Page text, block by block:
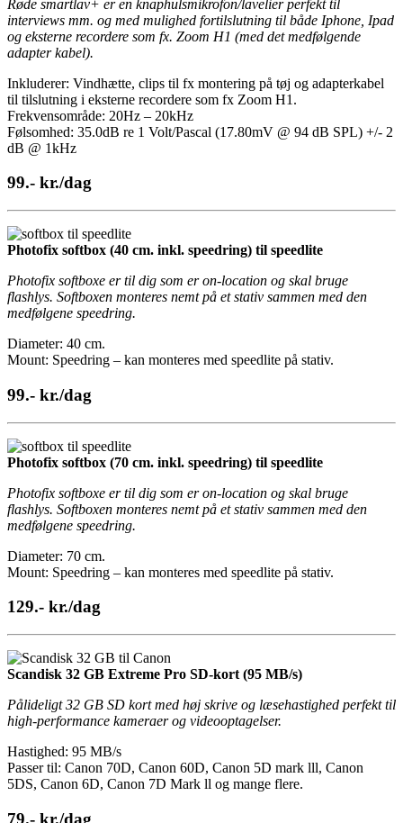
Røde smartlav+ er en knaphulsmikrofon/lavelier perfekt til
interviews mm. og med mulighed fortilslutning til både Iphone, Ipad
og eksterne recordere som fx. Zoom H1 (med det medfølgende
adapter kabel).
Inkluderer: Vindhætte, clips til fx montering på tøj og adapterkabel
til tilslutning i eksterne recordere som fx Zoom H1.
Frekvensområde: 20Hz – 20kHz
Følsomhed: 35.0dB re 1 Volt/Pascal (17.80mV @ 94 dB SPL) +/- 2
dB @ 1kHz
99.- kr./dag
Photofix softbox (40 cm. inkl. speedring) til speedlite
Photofix softboxe er til dig som er on-location og skal bruge
flashlys. Softboxen monteres nemt på et stativ sammen med den
medfølgene speedring.
Diameter: 40 cm.
Mount: Speedring – kan monteres med speedlite på stativ.
99.- kr./dag
Photofix softbox (70 cm. inkl. speedring) til speedlite
Photofix softboxe er til dig som er on-location og skal bruge
flashlys. Softboxen monteres nemt på et stativ sammen med den
medfølgene speedring.
Diameter: 70 cm.
Mount: Speedring – kan monteres med speedlite på stativ.
129.- kr./dag
Scandisk 32 GB Extreme Pro SD-kort (95 MB/s)
Pålideligt 32 GB SD kort med høj skrive og læsehastighed perfekt til
high-performance kameraer og videooptagelser.
Hastighed: 95 MB/s
Passer til: Canon 70D, Canon 60D, Canon 5D mark lll, Canon
5DS, Canon 6D, Canon 7D Mark ll og mange flere.
79.- kr./dag